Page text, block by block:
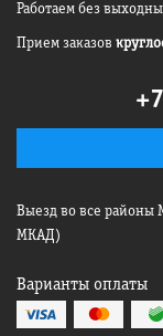
Работаем без
Прием заказов
Выезд во все районы
МКАД)
Варианты оплаты